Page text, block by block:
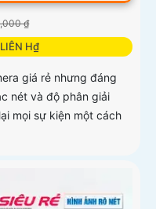
₫
H₫
giá rẻ nhưng đáng
nét và độ phân giải
mọi sự kiện một cách